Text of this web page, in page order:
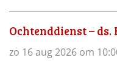
Ochtenddienst – ds.
zo 16 aug 2026 om